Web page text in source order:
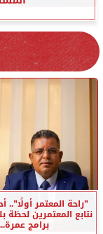
”راحة المعتمر أولًا”..
نتابع المعتمرين لحظة
برامج